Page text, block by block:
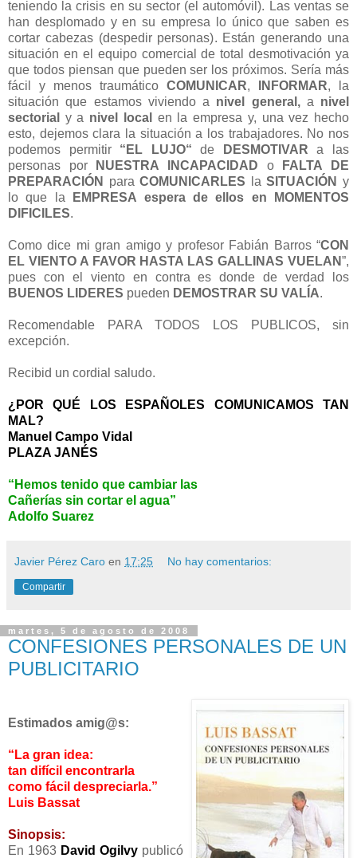
teniendo la crisis en su sector (el automóvil). Las ventas se
han desplomado y en su empresa lo único que saben es
cortar cabezas (despedir personas). Están generando una
situación en el equipo comercial de total desmotivación ya
que todos piensan que pueden ser los próximos. Sería más
fácil y menos traumático COMUNICAR, INFORMAR, la
situación que estamos viviendo a nivel general,a nivel
sectorial
y a nivel local
en la empresa y, una vez hecho
esto, dejemos clara la situación a los trabajadores. No nos
podemos permitir “EL LUJO“ de DESMOTIVAR a las
personas por
NUESTRA INCAPACIDAD o
FALTA DE
PREPARACIÓN
paraCOMUNICARLES laSITUACIÓN y
lo que la
EMPRESA espera de ellos en MOMENTOS
DIFICILES.
Como dice mi gran amigo y profesor Fabián Barros “CON
EL VIENTO A FAVOR HASTA LAS GALLINAS VUELAN”,
pues con el viento en contra es donde de verdad los
BUENOS LIDERES pueden DEMOSTRAR SU VALÍA.
Recomendable PARA TODOS LOS PUBLICOS, sin
excepción.
Recibid un cordial saludo.
¿POR QUÉ LOS ESPAÑOLES COMUNICAMOS TAN
MAL?
Manuel Campo Vidal
PLAZA JANÉS
“Hemos tenido que cambiar las
Cañerías sin cortar el agua”
Adolfo Suarez
Javier Pérez Caro en 17:25 No hay comentarios:
Compartir
martes, 5 de agosto de 2008
CONFESIONES PERSONALES DE UN
PUBLICITARIO
Estimados amig@s:
“La gran idea:
tan difícil encontrarla
como fácil despreciarla.”
Luis Bassat
Sinopsis:
En 1963 David Ogilvy publicó